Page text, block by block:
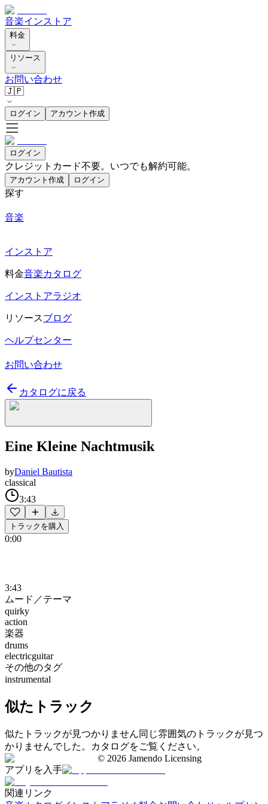
音楽インストア
料金
リソース
お問い合わせ
🇯🇵
ログイン アカウント作成
ログイン
クレジットカード不要。いつでも解約可能。
アカウント作成 ログイン
探す
音楽
インストア
料金音楽カタログ
インストアラジオ
リソースブログ
ヘルプセンター
お問い合わせ
カタログに戻る
Eine Kleine Nachtmusik
byDaniel Bautista
classical
3:43
トラックを購入
0:00
3:43
ムード／テーマ
quirky
action
楽器
drums
electricguitar
その他のタグ
instrumental
似たトラック
似たトラックが見つかりません同じ雰囲気のトラックが見つ
かりませんでした。カタログをご覧ください。
© 2026 Jamendo Licensing
アプリを入手
関連リンク